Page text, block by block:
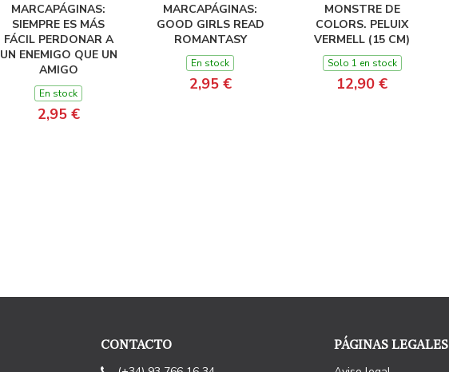
MARCAPÁGINAS:
SIEMPRE ES MÁS
FÁCIL PERDONAR A
UN ENEMIGO QUE UN
AMIGO
En stock
2,95 €
MARCAPÁGINAS:
GOOD GIRLS READ
ROMANTASY
En stock
2,95 €
MONSTRE DE
COLORS. PELUIX
VERMELL (15 CM)
Solo 1 en stock
12,90 €
CONTACTO PÁGINAS LEGALES